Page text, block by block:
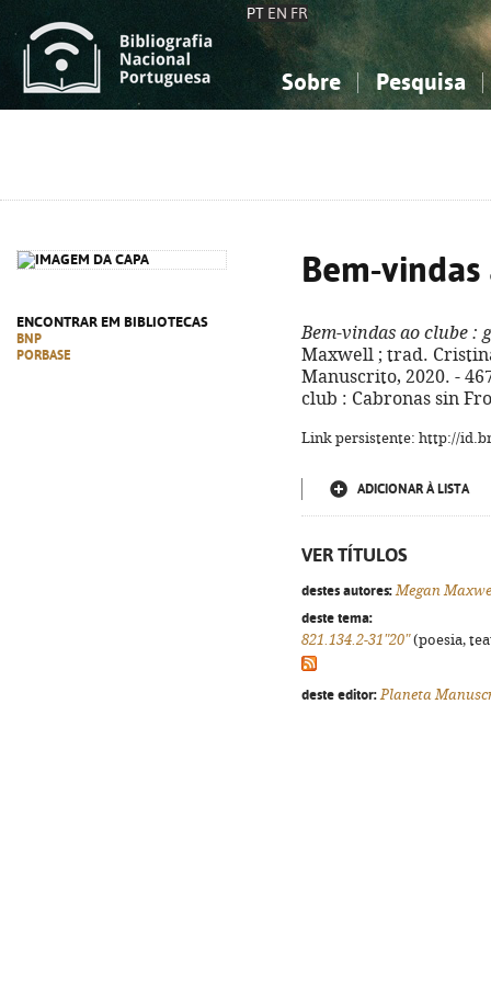
PT EN FR
Sobre Pesquisa
ENCONTRAR EM BIBLIOTECAS
BNP
PORBASE
Bem-
Bem-vindas ao clube :
Maxwell ; trad.
Manuscrito, 2020. -
club : Cabronas sin
Link persistente: http://
ADICIONAR À LISTA
VER TÍTULOS
destes autores: Megan
deste tema:
821.134.2-31"20"(poesia,
deste editor: Planeta